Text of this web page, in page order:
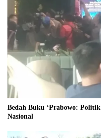
Bedah Buku ‘Prabowo:
Nasional